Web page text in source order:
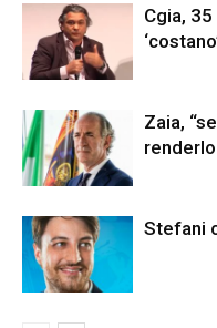
Cgia,
Zaia,
Stefani